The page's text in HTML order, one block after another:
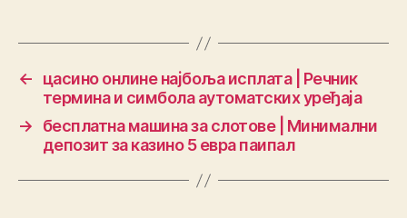
←
цасино онлине најбоља исплата | Речник
термина и симбола аутоматских уређаја
→
бесплатна машина за слотове | Минимални
депозит за казино 5 евра паипал